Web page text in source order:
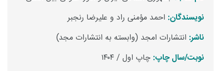
نویسندگان: احمد مؤمنی راد و علیرضا رنجبر
ناشر: انتشارات امجد (وابسته به انتشارات مجد)
نوبت/سال چاپ: چاپ اول / ۱۴۰۴